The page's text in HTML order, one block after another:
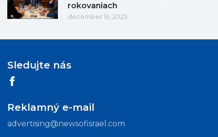
rokovaniach
december 16, 2025
Sledujte nás
Reklamný e-mail
advertising@newsofisrael.com